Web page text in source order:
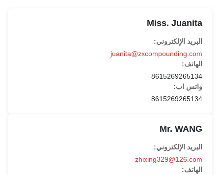
Miss. Juanita
البريد الإلكتروني:
juanita@zxcompounding.com
الهاتف:
8615269265134
واتس اب:
8615269265134
Mr. WANG
البريد الإلكتروني:
zhixing329@126.com
الهاتف: